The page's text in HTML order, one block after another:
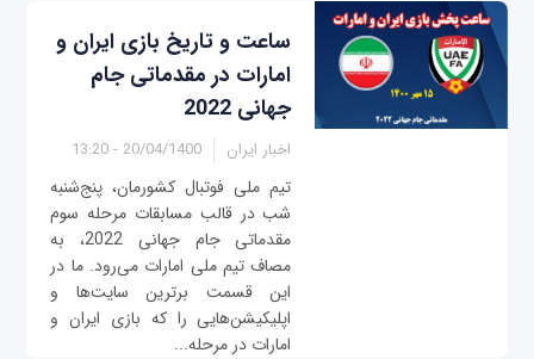
ساعت و تاریخ بازی ایران و
امارات در مقدماتی جام
جهانی 2022
اخبار ایران 20/04/1400 - 13:20
تیم ملی فوتبال کشورمان، پنج‌شنبه
شب در قالب مسابقات مرحله سوم
مقدماتی جام جهانی 2022، به
مصاف تیم ملی امارات می‌رود. ما در
این قسمت برترین سایت‌ها و
اپلیکیشن‌هایی را که بازی ایران و
امارات در مرحله...